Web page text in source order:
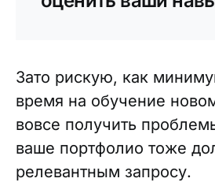
Зато рискую, как
время на обучение
вовсе получить
ваше портфолио тоже
релевантным запросу.